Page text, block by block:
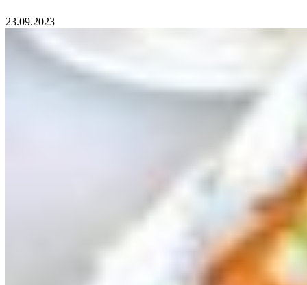
23.09.2023